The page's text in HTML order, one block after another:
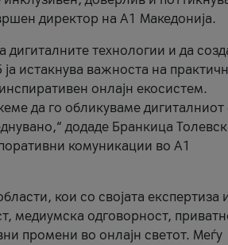
директор на А1 Македонија.
технологии и да
истакнува важноста на
онлајн екосистем.
да го обликуваме дигиталниот
додаде Бранкица
комуникации во А1
кои со својата експертиза
медиумска одговорност,
промени во онлајн светот. Меѓу